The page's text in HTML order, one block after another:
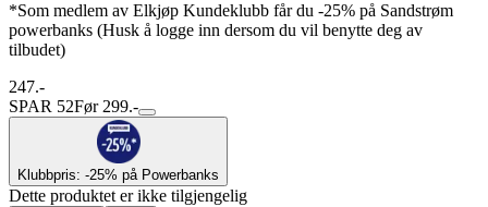
*Som medlem av Elkjøp Kundeklubb får du -25% på Sandstrøm
powerbanks (Husk å logge inn dersom du vil benytte deg av
tilbudet)
247.-
SPAR 52Før 299.-
Klubbpris: -25% på Powerbanks
Dette produktet er ikke tilgjengelig